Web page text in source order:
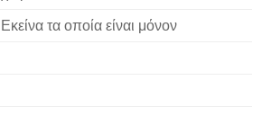
Εκείνα τα οποία είναι μόνον